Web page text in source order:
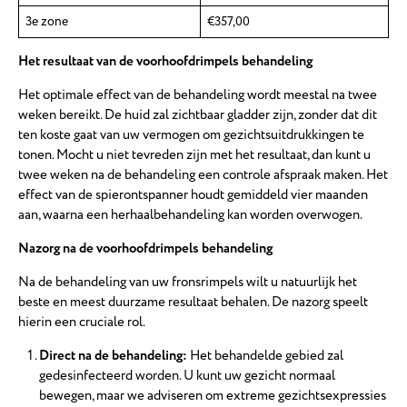
3e zone €357,00
Het resultaat van de voorhoofdrimpels behandeling
Het optimale effect van de behandeling wordt meestal na twee
weken bereikt. De huid zal zichtbaar gladder zijn, zonder dat dit
ten koste gaat van uw vermogen om gezichtsuitdrukkingen te
tonen. Mocht u niet tevreden zijn met het resultaat, dan kunt u
twee weken na de behandeling een controle afspraak maken. Het
effect van de spierontspanner houdt gemiddeld vier maanden
aan, waarna een herhaalbehandeling kan worden overwogen.
Nazorg na de voorhoofdrimpels behandeling
Na de behandeling van uw fronsrimpels wilt u natuurlijk het
beste en meest duurzame resultaat behalen. De nazorg speelt
hierin een cruciale rol.
Direct na de behandeling: Het behandelde gebied zal
gedesinfecteerd worden. U kunt uw gezicht normaal
bewegen, maar we adviseren om extreme gezichtsexpressies